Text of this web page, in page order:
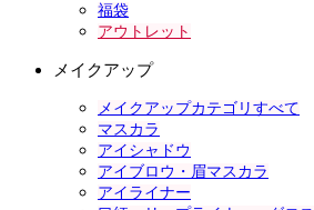
福袋
アウトレット
メイクアップ
メイクアップカテゴリすべて
マスカラ
アイシャドウ
アイブロウ・眉マスカラ
アイライナー